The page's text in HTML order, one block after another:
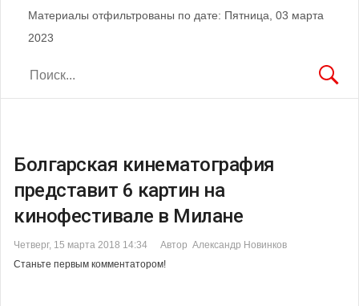
Материалы отфильтрованы по дате: Пятница, 03 марта
2023
Болгарская кинематография
представит 6 картин на
кинофестивале в Милане
Четверг, 15 марта 2018 14:34
Автор Александр Новинков
Станьте первым комментатором!